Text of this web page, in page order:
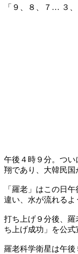
「９、８、７… ３
午後４時９分。つ
翔であり、大韓民国
「羅老」はこの日
違い、水が流れるよ
打ち上げ９分後、
ち上げ成功」を公
羅老科学衛星は午